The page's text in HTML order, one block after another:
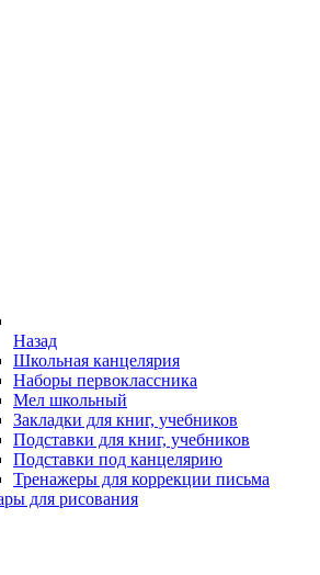
Назад
Школьная канцелярия
Наборы первоклассника
Мел школьный
Закладки для книг, учебников
Подставки для книг, учебников
Подставки под канцелярию
Тренажеры для коррекции письма
для рисования